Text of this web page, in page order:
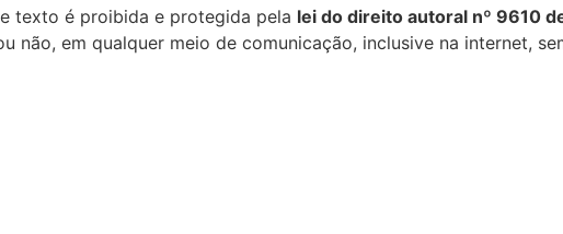
texto é proibida e protegida pela lei do direito autoral nº 9610
não, em qualquer meio de comunicação, inclusive na internet,